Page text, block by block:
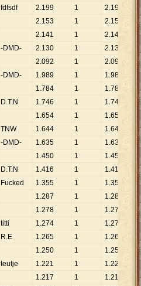
fdfsdf 2.199 1 2.199
2.153 1 2.153
2.141 1 2.141
-DMD- 2.130 1 2.130
2.092 1 2.092
-DMD- 1.989 1 1.989
1.784 1 1.784
D.T.N 1.746 1 1.746
1.654 1 1.654
TNW 1.644 1 1.644
-DMD- 1.635 1 1.635
1.450 1 1.450
D.T.N 1.416 1 1.416
Fucked 1.355 1 1.355
1.287 1 1.287
1.278 1 1.278
titti 1.274 1 1.274
R.E 1.265 1 1.265
1.250 1 1.250
teutje 1.221 1 1.221
1.217 1 1.217